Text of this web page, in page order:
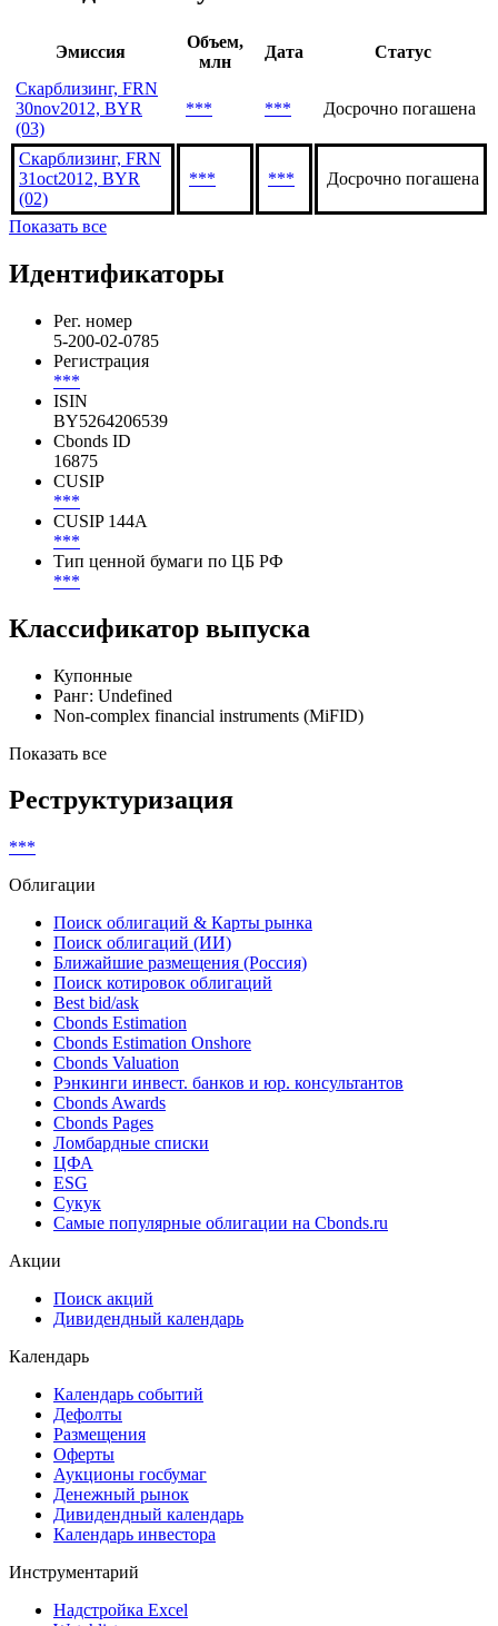
Последние выпуски
Объем,
Скарблизинг, FRN
30nov2012, BYR
(03)
*** *** Досрочно погашена
Скарблизинг, FRN
(02)
Идентификаторы
Рег. номер
5-200-02-0785
Регистрация
***
ISIN
BY5264206539
Cbonds ID
16875
CUSIP
***
Тип ценной бумаги по ЦБ РФ
Классификатор выпуска
Купонные
Реструктуризация
Облигации
Поиск облигаций & Карты рынка
Поиск облигаций (ИИ)
Ближайшие размещения (Россия)
Поиск котировок облигаций
Best bid/ask
Cbonds Estimation
Cbonds Estimation Onshore
Cbonds Valuation
Рэнкинги инвест. банков и юр. консультантов
Cbonds Awards
Cbonds Pages
Ломбардные списки
ESG
Самые популярные облигации на Cbonds.ru
Дивидендный календарь
Календарь
Календарь событий
Дефолты
Размещения
Оферты
Денежный рынок
Календарь инвестора